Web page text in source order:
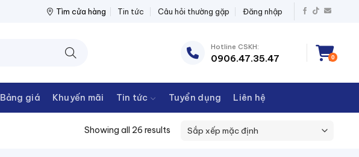
NPP THIẾT BỊ ĐIỆN THANH CHÂU
Tìm cửa hàng Tin tức Câu hỏi thường gặp Đăng nhập
Hotline CSKH:
0906.47.35.47 0
Bảng giá Khuyến mãi Tin tức Tuyển dụng Liên hệ
Showing all 26 results